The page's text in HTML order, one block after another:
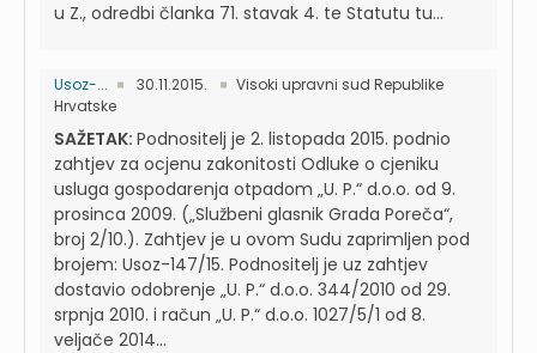
u Z., odredbi članka 71. stavak 4. te Statutu tu...
Usoz-... 30.11.2015.
Visoki upravni sud Republike
Hrvatske
SAŽETAK: Podnositelj je 2. listopada 2015. podnio
zahtjev za ocjenu zakonitosti Odluke o cjeniku
usluga gospodarenja otpadom „U. P.“ d.o.o. od 9.
prosinca 2009. („Službeni glasnik Grada Poreča“,
broj 2/10.). Zahtjev je u ovom Sudu zaprimljen pod
brojem: Usoz-147/15. Podnositelj je uz zahtjev
dostavio odobrenje „U. P.“ d.o.o. 344/2010 od 29.
srpnja 2010. i račun „U. P.“ d.o.o. 1027/5/1 od 8.
veljače 2014...